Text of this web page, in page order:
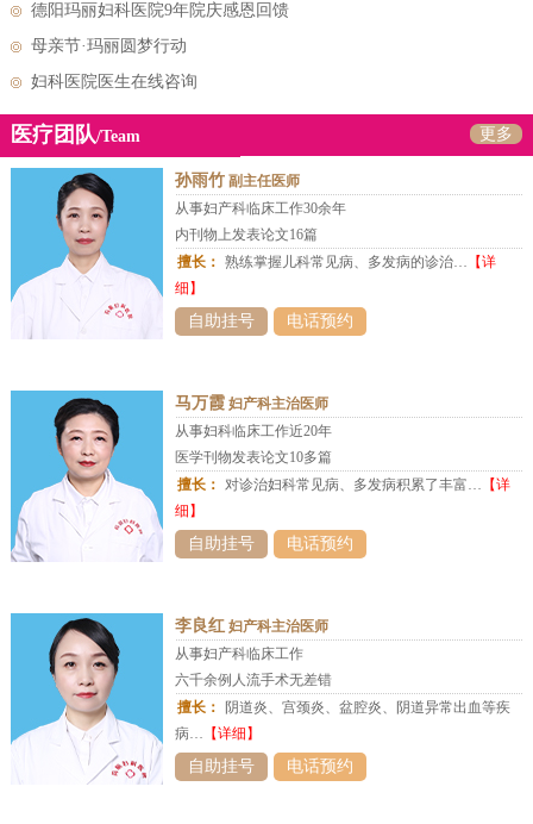
德阳玛丽妇科医院9年院庆感恩回馈
母亲节·玛丽圆梦行动
妇科医院医生在线咨询
医疗团队/Team 更多
孙雨竹副主任医师
从事妇产科临床工作30余年
内刊物上发表论文16篇
擅长： 熟练掌握儿科常见病、多发病的诊治… 【详
细】
自助挂号 电话预约
马万霞妇产科主治医师
从事妇科临床工作近20年
医学刊物发表论文10多篇
擅长： 对诊治妇科常见病、多发病积累了丰富… 【详
细】
自助挂号 电话预约
李良红妇产科主治医师
从事妇产科临床工作
六千余例人流手术无差错
擅长：
阴道炎、宫颈炎、盆腔炎、阴道异常出血等疾
病… 【详细】
自助挂号 电话预约